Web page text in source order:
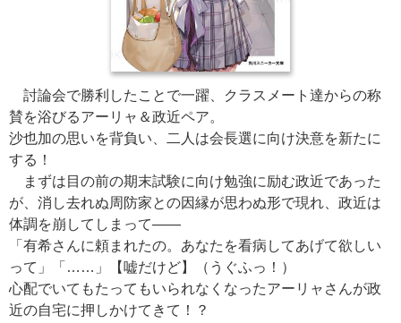
討論会で勝利したことで一躍、クラスメート達からの称
賛を浴びるアーリャ＆政近ペア。
沙也加の思いを背負い、二人は会長選に向け決意を新たに
する！
まずは目の前の期末試験に向け勉強に励む政近であった
が、消し去れぬ周防家との因縁が思わぬ形で現れ、政近は
体調を崩してしまって――
「有希さんに頼まれたの。あなたを看病してあげて欲しい
って」「……」【嘘だけど】（うぐふっ！）
心配でいてもたってもいられなくなったアーリャさんが政
近の自宅に押しかけてきて！？